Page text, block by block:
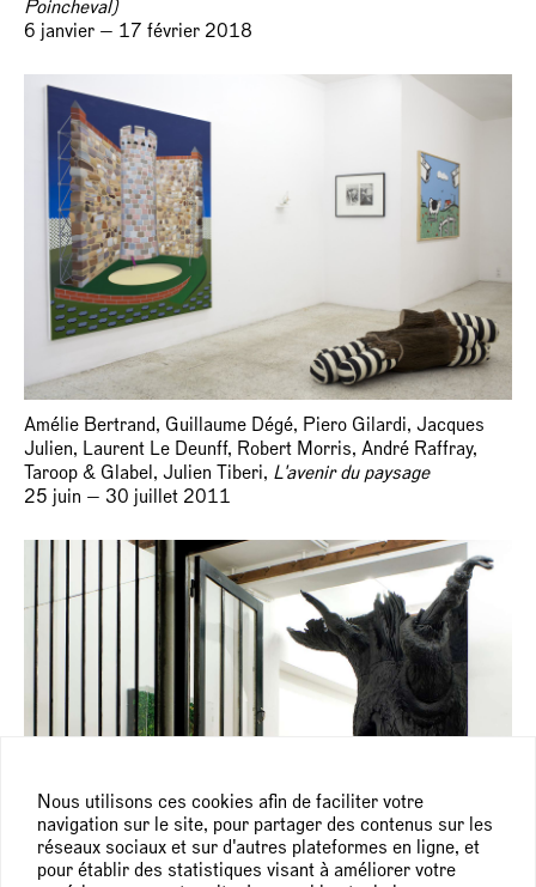
Nous utilisons ces cookies afin de faciliter votre
navigation sur le site, pour partager des contenus sur les
réseaux sociaux et sur d'autres plateformes en ligne, et
pour établir des statistiques visant à améliorer votre
Poincheval)
6 janvier — 17 février 2018
Amélie Bertrand, Guillaume Dégé, Piero Gilardi, Jacques
Julien, Laurent Le Deunff, Robert Morris, André Raffray,
Taroop & Glabel, Julien Tiberi, L'avenir du paysage
25 juin — 30 juillet 2011